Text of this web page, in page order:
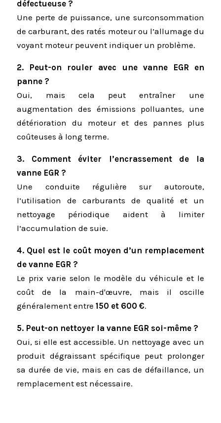
défectueuse ?
Une perte de puissance, une surconsommation
de carburant, des ratés moteur ou l’allumage du
voyant moteur peuvent indiquer un problème.
2. Peut-on rouler avec une vanne EGR en
panne ?
Oui, mais cela peut entraîner une
augmentation des émissions polluantes, une
détérioration du moteur et des pannes plus
coûteuses à long terme.
3. Comment éviter l’encrassement de la
vanne EGR ?
Une conduite régulière sur autoroute,
l’utilisation de carburants de qualité et un
nettoyage périodique aident à limiter
l’accumulation de suie.
4. Quel est le coût moyen d’un remplacement
de vanne EGR ?
Le prix varie selon le modèle du véhicule et le
coût de la main-d'œuvre, mais il oscille
généralement entre150 et 600 €.
5. Peut-on nettoyer la vanne EGR soi-même ?
Oui, si elle est accessible. Un nettoyage avec un
produit dégraissant spécifique peut prolonger
sa durée de vie, mais en cas de défaillance, un
remplacement est nécessaire.